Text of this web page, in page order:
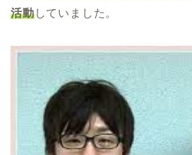
活動していました。